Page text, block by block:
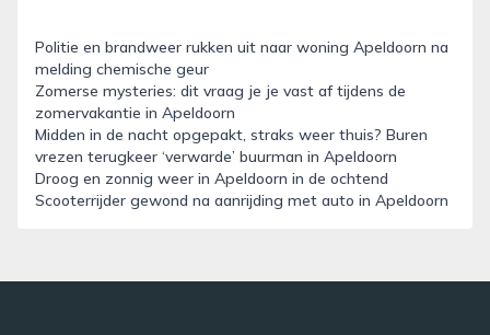
Politie en brandweer rukken uit naar woning Apeldoorn na
melding chemische geur
Zomerse mysteries: dit vraag je je vast af tijdens de
zomervakantie in Apeldoorn
Midden in de nacht opgepakt, straks weer thuis? Buren
vrezen terugkeer ‘verwarde’ buurman in Apeldoorn
Droog en zonnig weer in Apeldoorn in de ochtend
Scooterrijder gewond na aanrijding met auto in Apeldoorn